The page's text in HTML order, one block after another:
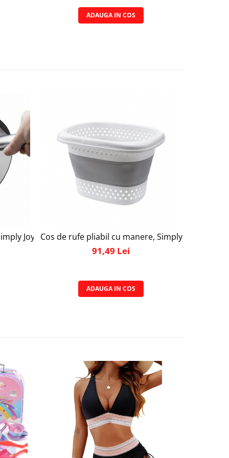
ADAUGA IN COS
magnetic, otel inoxidabil
si Dispozitiv de Ascutit inclus, plus Decojitor
Joy, pentru paste, spaghete, carne se potriveste
Cos de rufe pliabil cu manere, Simply Joy,
91,49 Lei
ADAUGA IN COS